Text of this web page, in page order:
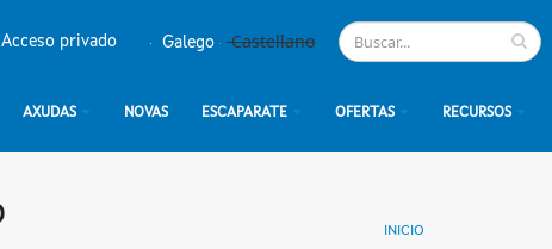
Galego Castellano
Acceso privado
AXUDAS NOVAS ESCAPARATE OFERTAS RECURSOS
INICIO